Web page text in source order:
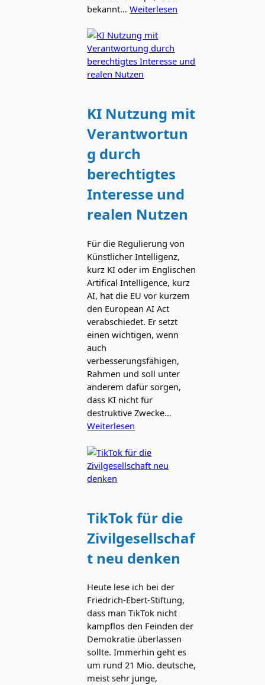
bekannt…Weiterlesen
KI Nutzung mit
Verantwortun
g durch
berechtigtes
Interesse und
realen Nutzen
Für die Regulierung von
Künstlicher Intelligenz,
kurz KI oder im Englischen
Artifical Intelligence, kurz
AI, hat die EU vor kurzem
den European AI Act
verabschiedet. Er setzt
einen wichtigen, wenn
auch
verbesserungsfähigen,
Rahmen und soll unter
anderem dafür sorgen,
dass KI nicht für
destruktive Zwecke…
Weiterlesen
TikTok für die
Zivilgesellschaf
t neu denken
Heute lese ich bei der
Friedrich-Ebert-Stiftung,
dass man TikTok nicht
kampflos den Feinden der
Demokratie überlassen
sollte. Immerhin geht es
um rund 21 Mio. deutsche,
meist sehr junge,